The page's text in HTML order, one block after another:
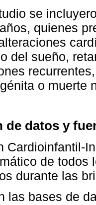
se
quienes
del sueño,
o muerte
de datos y
Cardioinfantil-
de todos
durante las
las bases de